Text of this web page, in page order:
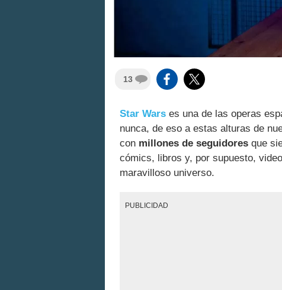
13
Star Wars es una de las operas
nunca, de eso a estas alturas de
con millones de seguidores que
cómics, libros y, por supuesto,
maravilloso universo.
PUBLICIDAD